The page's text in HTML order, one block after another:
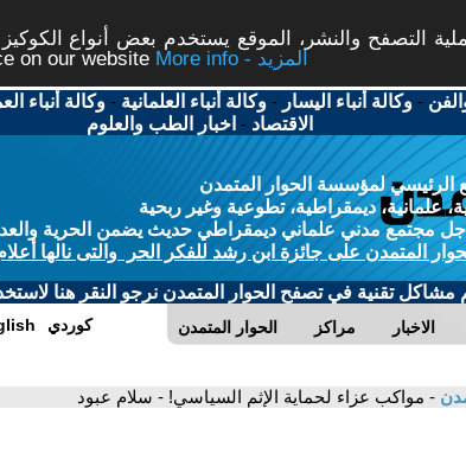
التصفح والنشر، الموقع يستخدم بعض أنواع
on our website
More info - المزيد
-وكالة أنباء اليسار -وكالة أنباء العلمانية -وكالة أنباء
الاقتصاد - اخبار الطب والعلوم
الرئيسي لمؤسسة الحوار المتمدن
علمانية، ديمقراطية، تطوعية وغير ربحية
مجتمع مدني علماني ديمقراطي حديث يضمن الحرية
المتمدن على جائزة ابن رشد للفكر الحر والتى نالها
مشاكل تقنية في تصفح الحوار المتمدن نرجو النقر هنا
الحوار المتمدن مراكز الاخبار كوردي
- مواكب عزاء لحماية الإثم السياسي! - سلام عبود